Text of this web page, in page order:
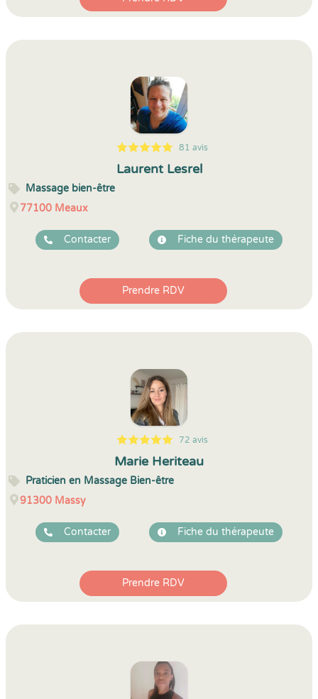
5
1
5
81 81 avis
Laurent Lesrel
Massage bien-être
77100 Meaux
Contacter Fiche du thérapeute
Prendre RDV
5
1
5
72 72 avis
Marie Heriteau
Praticien en Massage Bien-être
91300 Massy
Contacter Fiche du thérapeute
Prendre RDV